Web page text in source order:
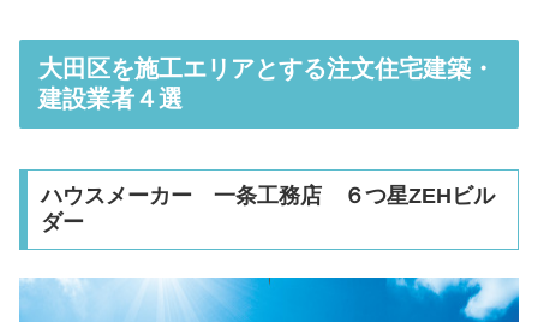
大田区を施工エリアとする注文住宅建築・
建設業者４選
ハウスメーカー 一条工務店 ６つ星ZEHビル
ダー